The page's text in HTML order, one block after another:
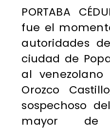
PORTABA
fue el
autoridades
ciudad de
al venezolano
Orozco
sospechoso
mayor de